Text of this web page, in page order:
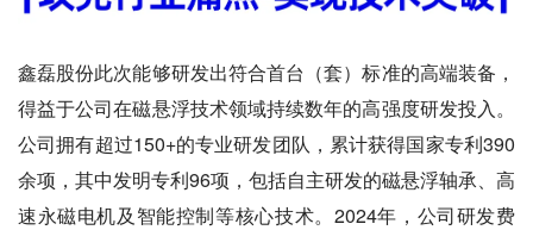
鑫磊股份此次能够研发出符合首台（套）标准的高端装备，
得益于公司在磁悬浮技术领域持续数年的高强度研发投入。
公司拥有超过150+的专业研发团队，累计获得国家专利390
余项，其中发明专利96项，包括自主研发的磁悬浮轴承、高
速永磁电机及智能控制等核心技术。2024年，公司研发费